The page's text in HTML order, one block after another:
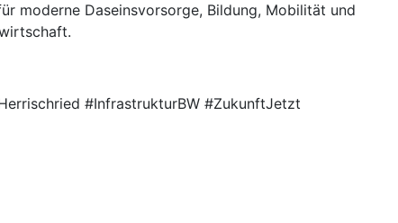
moderne Daseinsvorsorge, Bildung, Mobilität und
#InfrastrukturBW #ZukunftJetzt